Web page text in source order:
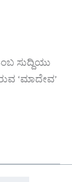
ಸುದ್ದಿಯು
‘ಮಾದೇವ’